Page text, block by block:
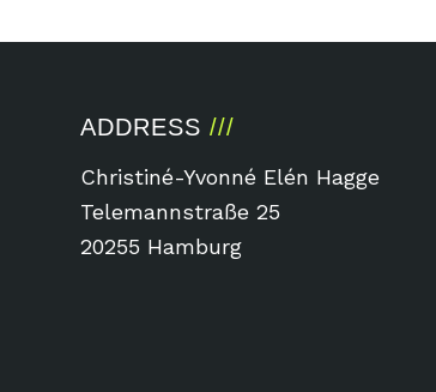
ADDRESS
Christiné-Yvonné Elén Hagge
Telemannstraße 25
20255 Hamburg